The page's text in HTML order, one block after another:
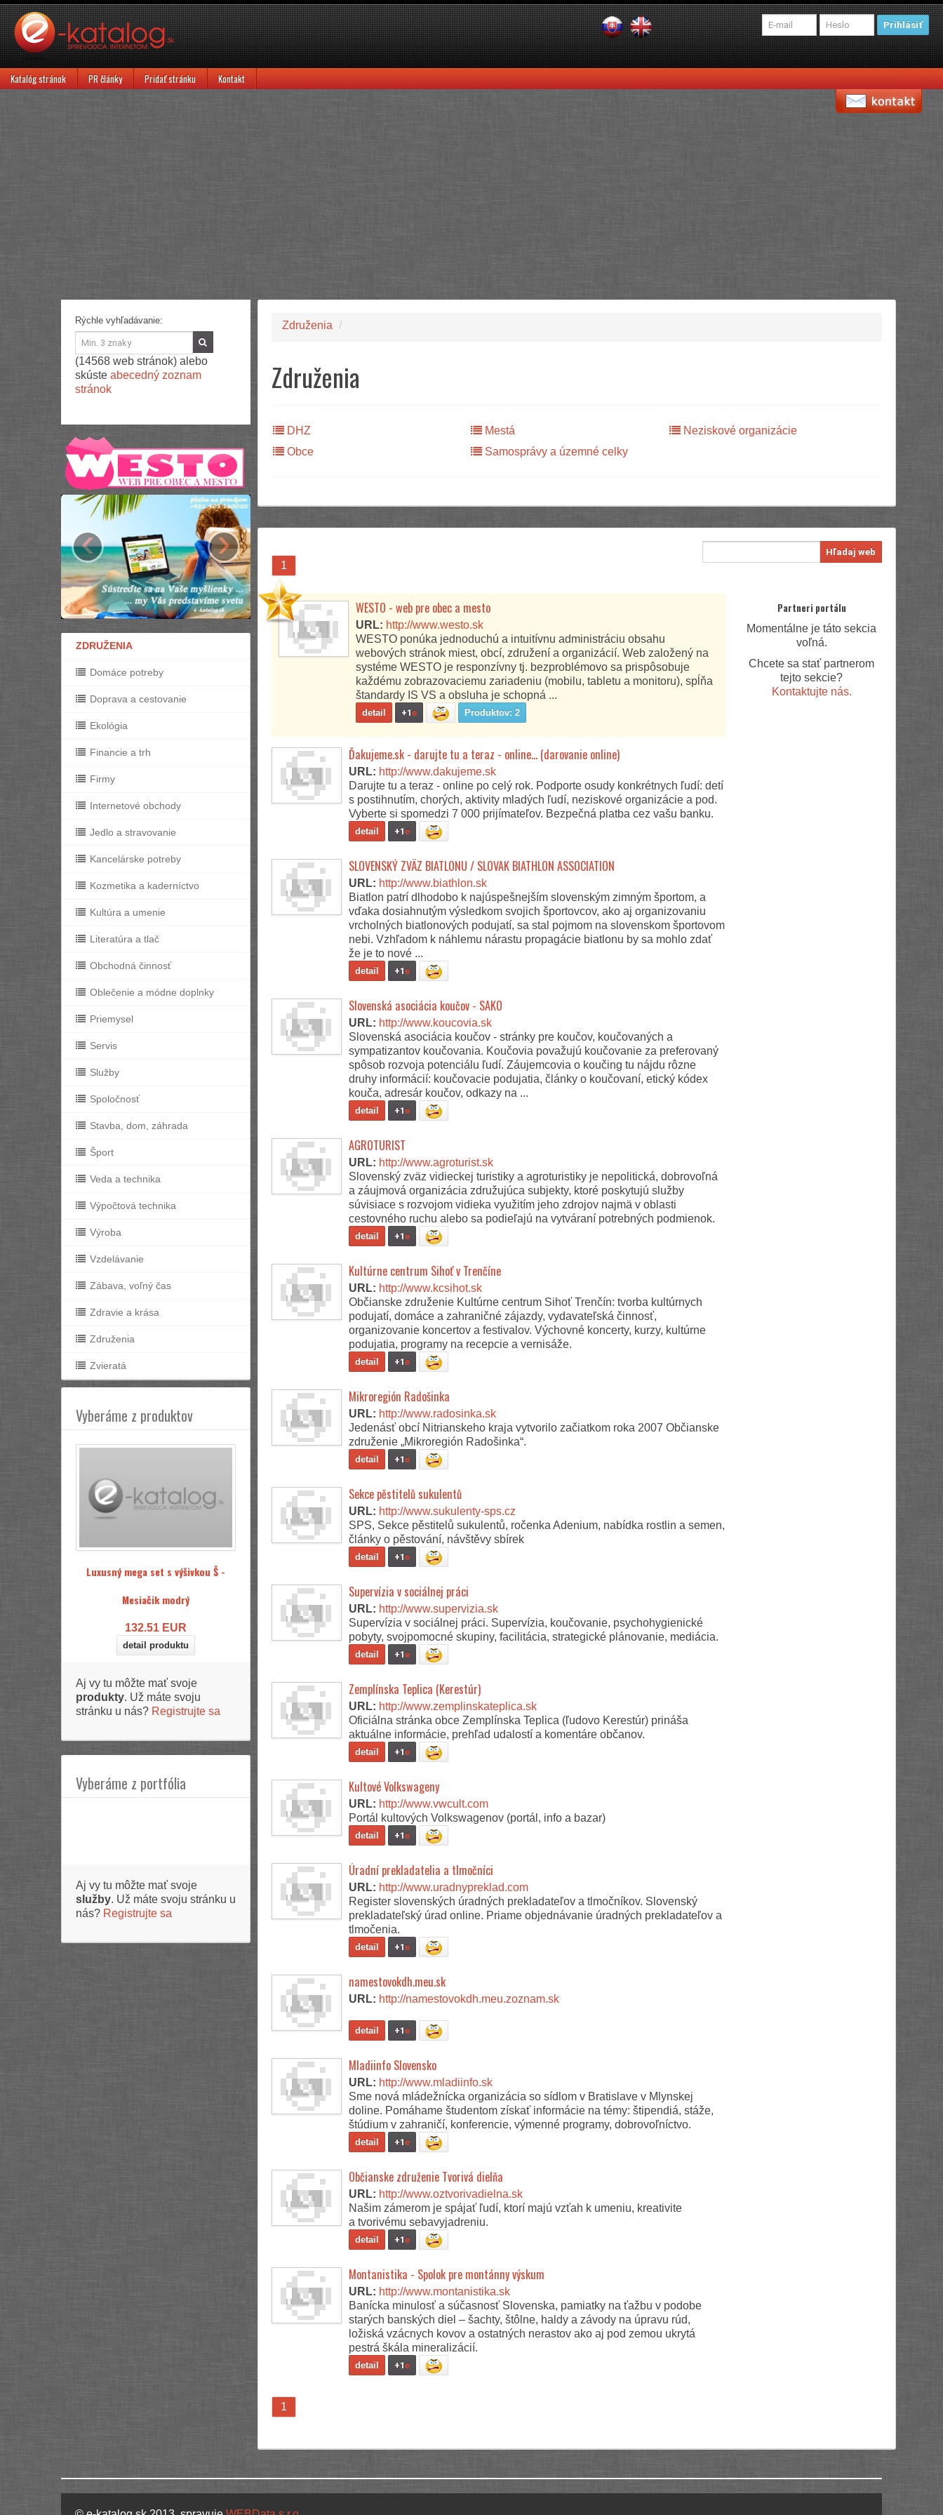
Prihlásiť
Katalóg stránok PR články Pridať stránku Kontakt
Rýchle vyhľadávanie:
(14568 web stránok) alebo
skúste abecedný zoznam
stránok
‹ ›
ZDRUŽENIA
Domáce potreby
Doprava a cestovanie
Ekológia
Financie a trh
Firmy
Internetové obchody
Jedlo a stravovanie
Kancelárske potreby
Kozmetika a kaderníctvo
Kultúra a umenie
Literatúra a tlač
Obchodná činnosť
Oblečenie a módne doplnky
Priemysel
Servis
Služby
Spoločnosť
Stavba, dom, záhrada
Šport
Veda a technika
Výpočtová technika
Výroba
Vzdelávanie
Zábava, voľný čas
Zdravie a krása
Združenia
Zvieratá
Vyberáme z produktov
Luxusný mega set s výšivkou Š -
Mesiačik modrý
132.51 EUR
detail produktu
Aj vy tu môžte mať svoje
produkty. Už máte svoju
stránku u nás? Registrujte sa
Vyberáme z portfólia
Aj vy tu môžte mať svoje
služby. Už máte svoju stránku u
nás? Registrujte sa
Združenia /
Združenia
DHZ Mestá
Neziskové organizácie
Obce
Samosprávy a územné celky
Hľadaj web
1
WESTO - web pre obec a mesto
URL: http://www.westo.sk
WESTO ponúka jednoduchú a intuitívnu administráciu obsahu
webových stránok miest, obcí, združení a organizácií. Web založený na
systéme WESTO je responzívny tj. bezproblémovo sa prispôsobuje
každému zobrazovaciemu zariadeniu (mobilu, tabletu a monitoru), spĺňa
štandardy IS VS a obsluha je schopná ...
detail +1e Produktov: 2
Ďakujeme.sk - darujte tu a teraz - online... (darovanie online)
URL: http://www.dakujeme.sk
Darujte tu a teraz - online po celý rok. Podporte osudy konkrétnych ľudí: detí
s postihnutím, chorých, aktivity mladých ľudí, neziskové organizácie a pod.
Vyberte si spomedzi 7 000 prijímateľov. Bezpečná platba cez vašu banku.
detail +1e
SLOVENSKÝ ZVÄZ BIATLONU / SLOVAK BIATHLON ASSOCIATION
URL: http://www.biathlon.sk
Biatlon patrí dlhodobo k najúspešnejším slovenským zimným športom, a
vďaka dosiahnutým výsledkom svojich športovcov, ako aj organizovaniu
vrcholných biatlonových podujatí, sa stal pojmom na slovenskom športovom
nebi. Vzhľadom k náhlemu nárastu propagácie biatlonu by sa mohlo zdať
že je to nové ...
detail +1e
Slovenská asociácia koučov - SAKO
URL: http://www.koucovia.sk
Slovenská asociácia koučov - stránky pre koučov, koučovaných a
sympatizantov koučovania. Koučovia považujú koučovanie za preferovaný
spôsob rozvoja potenciálu ľudí. Záujemcovia o koučing tu nájdu rôzne
druhy informácií: koučovacie podujatia, články o koučovaní, etický kódex
kouča, adresár koučov, odkazy na ...
detail +1e
AGROTURIST
URL: http://www.agroturist.sk
Slovenský zväz vidieckej turistiky a agroturistiky je nepolitická, dobrovoľná
a záujmová organizácia združujúca subjekty, ktoré poskytujú služby
súvisiace s rozvojom vidieka využitím jeho zdrojov najmä v oblasti
cestovného ruchu alebo sa podieľajú na vytváraní potrebných podmienok.
detail +1e
Kultúrne centrum Sihoť v Trenčíne
URL: http://www.kcsihot.sk
Občianske združenie Kultúrne centrum Sihoť Trenčín: tvorba kultúrnych
podujatí, domáce a zahraničné zájazdy, vydavateľská činnosť,
organizovanie koncertov a festivalov. Výchovné koncerty, kurzy, kultúrne
podujatia, programy na recepcie a vernisáže.
detail +1e
Mikroregión Radošinka
URL: http://www.radosinka.sk
Jedenásť obcí Nitrianskeho kraja vytvorilo začiatkom roka 2007 Občianske
združenie „Mikroregión Radošinka“.
detail +1e
Sekce pěstitelů sukulentů
URL: http://www.sukulenty-sps.cz
SPS, Sekce pěstitelů sukulentů, ročenka Adenium, nabídka rostlin a semen,
články o pěstování, návštěvy sbírek
detail +1e
Supervízia v sociálnej práci
URL: http://www.supervizia.sk
Supervízia v sociálnej práci. Supervízia, koučovanie, psychohygienické
pobyty, svojpomocné skupiny, facilitácia, strategické plánovanie, mediácia.
detail +1e
Zemplínska Teplica (Kerestúr)
URL: http://www.zemplinskateplica.sk
Oficiálna stránka obce Zemplínska Teplica (ľudovo Kerestúr) prináša
aktuálne informácie, prehľad udalostí a komentáre občanov.
detail +1e
Kultové Volkswageny
URL: http://www.vwcult.com
Portál kultových Volkswagenov (portál, info a bazar)
detail +1e
Úradní prekladatelia a tlmočníci
URL: http://www.uradnypreklad.com
Register slovenských úradných prekladateľov a tlmočníkov. Slovenský
prekladateľský úrad online. Priame objednávanie úradných prekladateľov a
tlmočenia.
detail +1e
namestovokdh.meu.sk
URL: http://namestovokdh.meu.zoznam.sk
detail +1e
Mladiinfo Slovensko
URL: http://www.mladiinfo.sk
Sme nová mládežnícka organizácia so sídlom v Bratislave v Mlynskej
doline. Pomáhame študentom získať informácie na témy: štipendiá, stáže,
štúdium v zahraničí, konferencie, výmenné programy, dobrovoľníctvo.
detail +1e
Občianske združenie Tvorivá dielňa
URL: http://www.oztvorivadielna.sk
Našim zámerom je spájať ľudí, ktorí majú vzťah k umeniu, kreativite
a tvorivému sebavyjadreniu.
detail +1e
Montanistika - Spolok pre montánny výskum
URL: http://www.montanistika.sk
Banícka minulosť a súčasnosť Slovenska, pamiatky na ťažbu v podobe
starých banských diel – šachty, štôlne, haldy a závody na úpravu rúd,
ložiská vzácnych kovov a ostatných nerastov ako aj pod zemou ukrytá
pestrá škála mineralizácií.
detail +1e
Partneri portálu
Momentálne je táto sekcia
voľná.
Chcete sa stať partnerom
tejto sekcie?
Kontaktujte nás.
1